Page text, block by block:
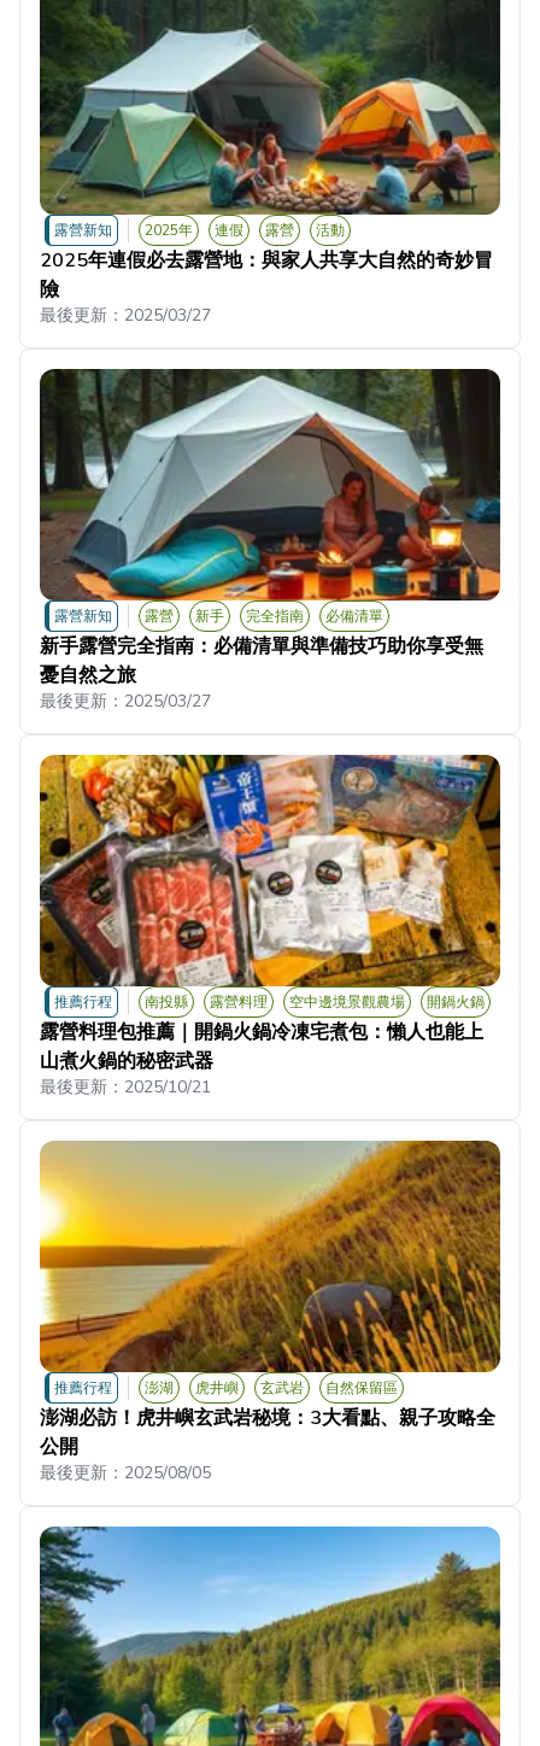
露營新知 2025年 連假 露營 活動
2025年連假必去露營地：與家人共享大自然的奇妙冒
險
最後更新： 2025/03/27
露營新知 露營 新手 完全指南 必備清單
新手露營完全指南：必備清單與準備技巧助你享受無
憂自然之旅
最後更新： 2025/03/27
推薦行程 南投縣 露營料理 空中邊境景觀農場 開鍋火鍋
露營料理包推薦｜開鍋火鍋冷凍宅煮包：懶人也能上
山煮火鍋的秘密武器
最後更新： 2025/10/21
推薦行程 澎湖 虎井嶼 玄武岩 自然保留區
澎湖必訪！虎井嶼玄武岩秘境：3大看點、親子攻略全
公開
最後更新： 2025/08/05